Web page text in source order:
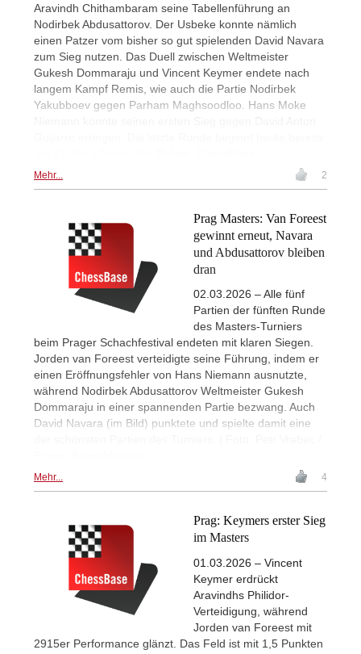
Aravindh Chithambaram seine Tabellenführung an
Nodirbek Abdusattorov. Der Usbeke konnte nämlich
einen Patzer vom bisher so gut spielenden David Navara
zum Sieg nutzen. Das Duell zwischen Weltmeister
Gukesh Dommaraju und Vincent Keymer endete nach
langem Kampf Remis, wie auch die Partie Nodirbek
Yakubboev gegen Parham Maghsoodloo. Hans Moke
Mehr... 2
Prag Masters: Van Foreest
gewinnt erneut, Navara
und Abdusattorov bleiben
dran
02.03.2026 – Alle fünf
Partien der fünften Runde
des Masters-Turniers
beim Prager Schachfestival endeten mit klaren Siegen.
Jorden van Foreest verteidigte seine Führung, indem er
einen Eröffnungsfehler von Hans Niemann ausnutzte,
während Nodirbek Abdusattorov Weltmeister Gukesh
Dommaraju in einer spannenden Partie bezwang. Auch
David Navara (im Bild) punktete und spielte damit eine
Mehr... 4
Prag: Keymers erster Sieg
im Masters
01.03.2026 – Vincent
Keymer erdrückt
Aravindhs Philidor-
Verteidigung, während
Jorden van Foreest mit
2915er Performance glänzt. Das Feld ist mit 1,5 Punkten